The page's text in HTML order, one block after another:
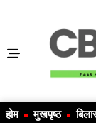
होम मुखपृष्ठ